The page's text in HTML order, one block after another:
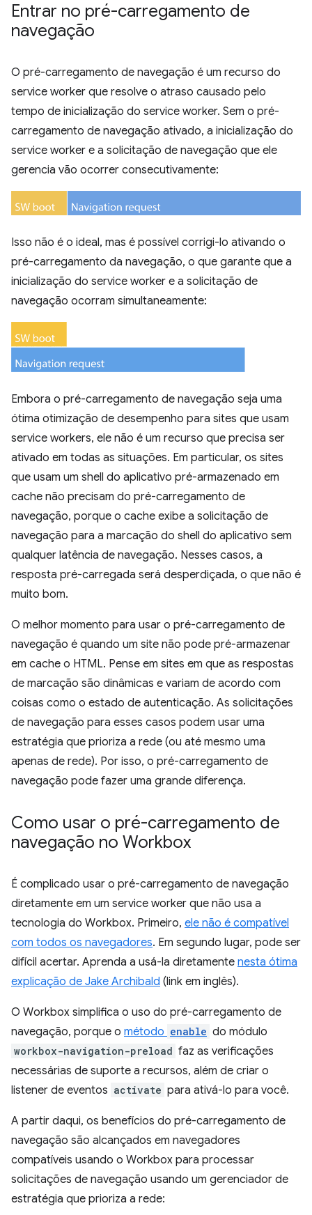
Entrar no pré-carregamento de
navegação
O pré-carregamento de navegação é um recurso do
service worker que resolve o atraso causado pelo
tempo de inicialização do service worker. Sem o pré-
carregamento de navegação ativado, a inicialização do
service worker e a solicitação de navegação que ele
gerencia vão ocorrer consecutivamente:
Isso não é o ideal, mas é possível corrigi-lo ativando o
pré-carregamento da navegação, o que garante que a
inicialização do service worker e a solicitação de
navegação ocorram simultaneamente:
Embora o pré-carregamento de navegação seja uma
ótima otimização de desempenho para sites que usam
service workers, ele não é um recurso que precisa ser
ativado em todas as situações. Em particular, os sites
que usam um shell do aplicativo pré-armazenado em
cache não precisam do pré-carregamento de
navegação, porque o cache exibe a solicitação de
navegação para a marcação do shell do aplicativo sem
qualquer latência de navegação. Nesses casos, a
resposta pré-carregada será desperdiçada, o que não é
muito bom.
O melhor momento para usar o pré-carregamento de
navegação é quando um site não pode pré-armazenar
em cache o HTML. Pense em sites em que as respostas
de marcação são dinâmicas e variam de acordo com
coisas como o estado de autenticação. As solicitações
de navegação para esses casos podem usar uma
estratégia que prioriza a rede (ou até mesmo uma
apenas de rede). Por isso, o pré-carregamento de
navegação pode fazer uma grande diferença.
Como usar o pré-carregamento de
navegação no Workbox
É complicado usar o pré-carregamento de navegação
diretamente em um service worker que não usa a
tecnologia do Workbox. Primeiro, ele não é compatível
com todos os navegadores. Em segundo lugar, pode ser
difícil acertar. Aprenda a usá-la diretamente nesta ótima
explicação de Jake Archibald (link em inglês).
O Workbox simplifica o uso do pré-carregamento de
navegação, porque o método enable do módulo
workbox-navigation-preload faz as verificações
necessárias de suporte a recursos, além de criar o
listener de eventos activate para ativá-lo para você.
A partir daqui, os benefícios do pré-carregamento de
navegação são alcançados em navegadores
compatíveis usando o Workbox para processar
solicitações de navegação usando um gerenciador de
estratégia que prioriza a rede: